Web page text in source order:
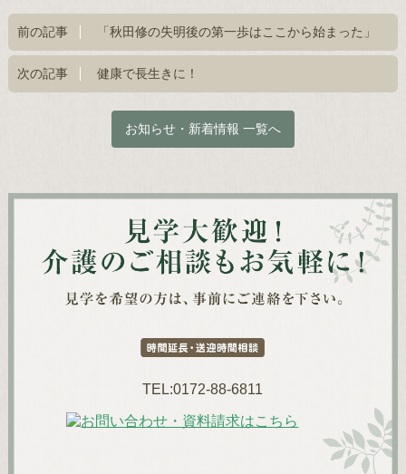
前の記事 「秋田修の失明後の第一歩はここから始まった」
次の記事 健康で長生きに！
お知らせ・新着情報 一覧へ
TEL:0172-88-6811